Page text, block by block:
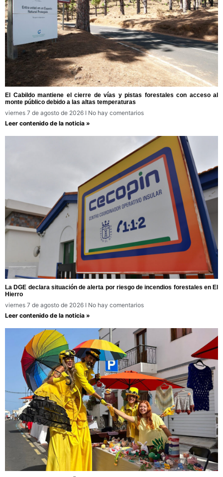
El Cabildo mantiene el cierre de vías y pistas forestales con acceso al
monte público debido a las altas temperaturas
viernes 7 de agosto de 2026
No hay comentarios
Leer contenido de la noticia »
La DGE declara situación de alerta por riesgo de incendios forestales en El
Hierro
viernes 7 de agosto de 2026
No hay comentarios
Leer contenido de la noticia »